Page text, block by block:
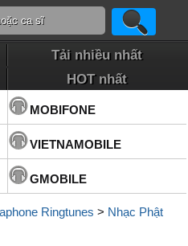
Tải nhiều nhất
HOT nhất
MOBIFONE
VIETNAMOBILE
GMOBILE
Ringtunes > Nhạc Phật